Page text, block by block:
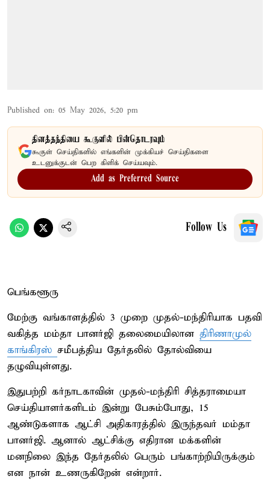
Published on: 05 May 2026, 5:20 pm
தினத்தந்தியை கூகுளில் பின்தொடரவும்
கூகுள் செய்திகளில் எங்களின் முக்கியச் செய்திகளை
உடனுக்குடன் பெற கிளிக் செய்யவும்.
Add as Preferred Source
Follow Us
பெங்களூரு
மேற்கு வங்காளத்தில் 3 முறை முதல்-மந்திரியாக பதவி
வகித்த மம்தா பானர்ஜி தலைமையிலான திரிணாமுல்
காங்கிரஸ் சமீபத்திய தேர்தலில் தோல்வியை
தழுவியுள்ளது.
இதுபற்றி கர்நாடகாவின் முதல்-மந்திரி சித்தராமையா
செய்தியாளர்களிடம் இன்று பேசும்போது, 15
ஆண்டுகளாக ஆட்சி அதிகாரத்தில் இருந்தவர் மம்தா
பானர்ஜி. ஆனால் ஆட்சிக்கு எதிரான மக்களின்
மனநிலை இந்த தேர்தலில் பெரும் பங்காற்றியிருக்கும்
என நான் உணருகிறேன் என்றார்.